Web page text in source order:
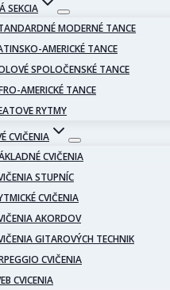
SEKCIA
MODERNÉ TANCE
AMERICKÉ TANCE
SPOLOČENSKÉ TANCE
AMERICKÉ TANCE
RYTMY
CVIČENIA
CVIČENIA
STUPNÍC
CVIČENIA
AKORDOV
GITAROVÝCH TECHNIK
CVIČENIA
CVICENIA